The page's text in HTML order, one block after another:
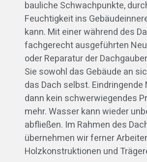
bauliche Schwachpunkte,
Feuchtigkeit ins
kann. Mit einer während des
fachgerecht ausgeführten
oder Reparatur der
Sie sowohl das Gebäude an
das Dach selbst.
dann kein schwerwiegendes
mehr. Wasser kann wieder
abfließen. Im Rahmen des
übernehmen wir ferner
Holzkonstruktionen und